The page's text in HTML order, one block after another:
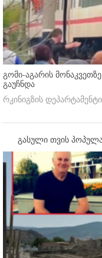
გომი-აგარის
გაუჩნდა
რკინიგზის
გასული თვის